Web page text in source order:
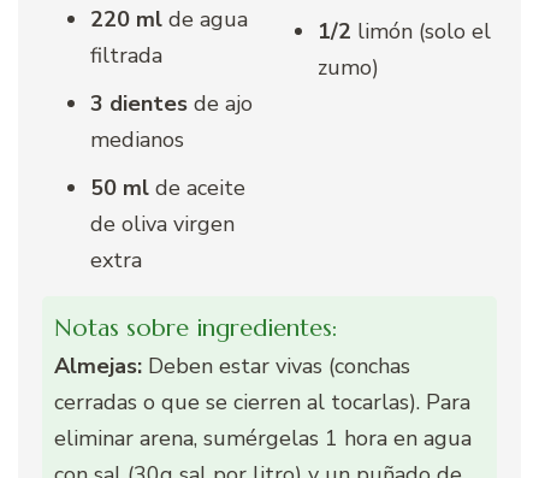
220 ml de agua
filtrada
3 dientes de ajo
medianos
50 ml de aceite
de oliva virgen
extra
1/2 limón (solo el
zumo)
Notas sobre ingredientes:
Almejas: Deben estar vivas (conchas
cerradas o que se cierren al tocarlas). Para
eliminar arena, sumérgelas 1 hora en agua